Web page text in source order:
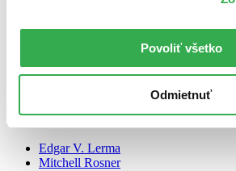
Povoliť všetko
Odmietnuť
Clinical Decisions in Nephrology,
Edgar V. Lerma
Mitchell Rosner